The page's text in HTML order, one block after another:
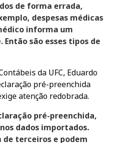
de forma errada,
despesas médicas
informa um
são esses tipos de
da UFC, Eduardo
pré-preenchida
atenção redobrada.
pré-preenchida,
dados importados.
de terceiros e podem